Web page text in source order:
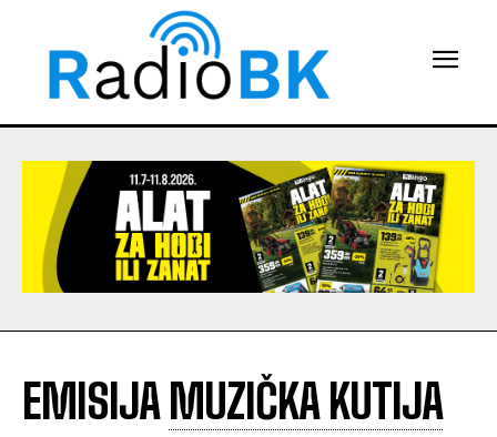
EMISIJA MUZIČKA KUTIJA